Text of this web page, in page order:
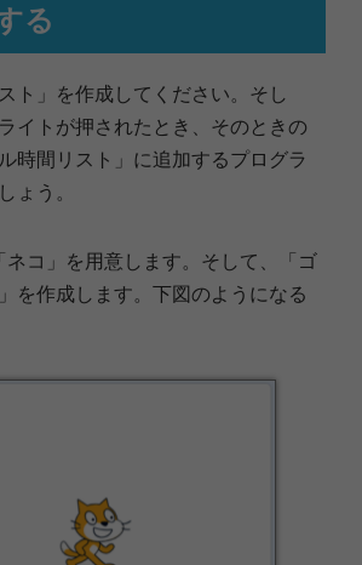
る
ト」を作成してください。そし
イトが押されたとき、そのときの
時間リスト」に追加するプログラ
ょう。
コ」を用意します。そして、「ゴ
を作成します。下図のようになる